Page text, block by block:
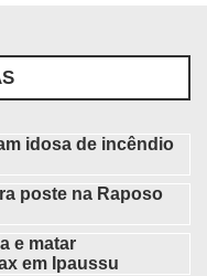
idosa de incêndio
poste na Raposo
e matar
em Ipaussu